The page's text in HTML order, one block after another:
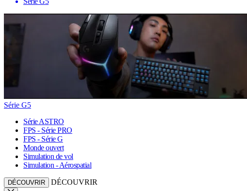
Série G5
Série ASTRO
FPS - Série PRO
FPS - Série G
Monde ouvert
Simulation de vol
Simulation - Aérospatial
DÉCOUVRIR DÉCOUVRIR